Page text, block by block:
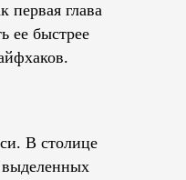
первая глава
ее быстрее
В столице